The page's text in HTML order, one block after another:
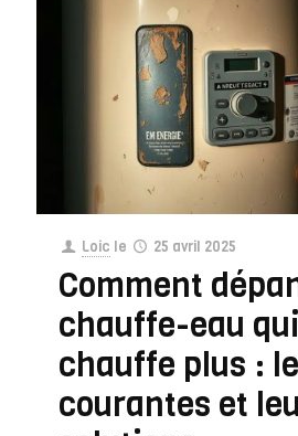
Loic le 25 avril 2025
Comment
chauffe-eau
chauffe plus :
courantes et